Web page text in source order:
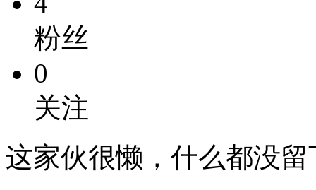
粉丝
0
关注
这家伙很懒，什么都没留